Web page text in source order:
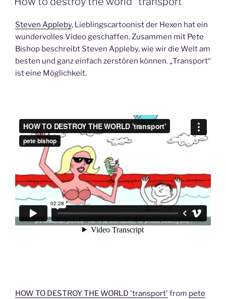
Steven Appleby, Lieblingscartoonist der Hexen hat ein
wundervolles Video geschaffen. Zusammen mit Pete
Bishop beschreibt Steven Appleby, wie wir die Welt am
besten und ganz einfach zerstören können. „Transport“
ist eine Möglichkeit.
HOW TO DESTROY THE WORLD 'transport' from pete